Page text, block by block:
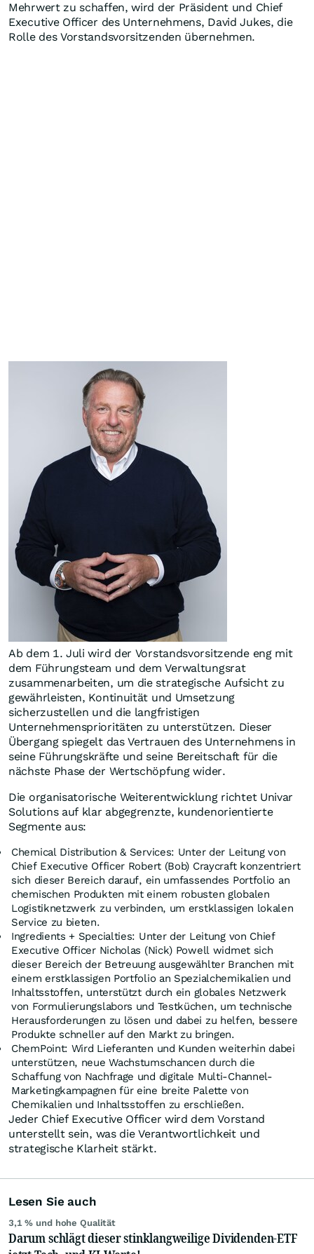
Mehrwert zu schaffen, wird der Präsident und Chief
Executive Officer des Unternehmens, David Jukes, die
Rolle des Vorstandsvorsitzenden übernehmen.
Ab dem 1. Juli wird der Vorstandsvorsitzende eng mit
dem Führungsteam und dem Verwaltungsrat
zusammenarbeiten, um die strategische Aufsicht zu
gewährleisten, Kontinuität und Umsetzung
sicherzustellen und die langfristigen
Unternehmensprioritäten zu unterstützen. Dieser
Übergang spiegelt das Vertrauen des Unternehmens in
seine Führungskräfte und seine Bereitschaft für die
nächste Phase der Wertschöpfung wider.
Die organisatorische Weiterentwicklung richtet Univar
Solutions auf klar abgegrenzte, kundenorientierte
Segmente aus:
Chemical Distribution & Services: Unter der Leitung von
Chief Executive Officer Robert (Bob) Craycraft konzentriert
sich dieser Bereich darauf, ein umfassendes Portfolio an
chemischen Produkten mit einem robusten globalen
Logistiknetzwerk zu verbinden, um erstklassigen lokalen
Service zu bieten.
Ingredients + Specialties: Unter der Leitung von Chief
Executive Officer Nicholas (Nick) Powell widmet sich
dieser Bereich der Betreuung ausgewählter Branchen mit
einem erstklassigen Portfolio an Spezialchemikalien und
Inhaltsstoffen, unterstützt durch ein globales Netzwerk
von Formulierungslabors und Testküchen, um technische
Herausforderungen zu lösen und dabei zu helfen, bessere
Produkte schneller auf den Markt zu bringen.
ChemPoint: Wird Lieferanten und Kunden weiterhin dabei
unterstützen, neue Wachstumschancen durch die
Schaffung von Nachfrage und digitale Multi-Channel-
Marketingkampagnen für eine breite Palette von
Chemikalien und Inhaltsstoffen zu erschließen.
Jeder Chief Executive Officer wird dem Vorstand
unterstellt sein, was die Verantwortlichkeit und
strategische Klarheit stärkt.
Lesen Sie auch
3,1 % und hohe Qualität
Darum schlägt dieser stinklangweilige Dividenden-ETF